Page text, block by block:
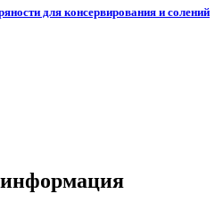
для консервирования и солений